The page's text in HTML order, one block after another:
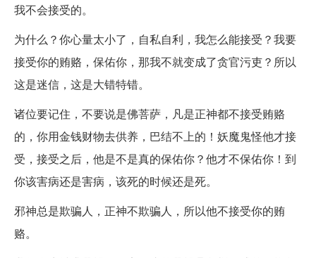
我不会接受的。
为什么？你心量太小了，自私自利，我怎么能接受？我要
接受你的贿赂，保佑你，那我不就变成了贪官污吏？所以
这是迷信，这是大错特错。
诸位要记住，不要说是佛菩萨，凡是正神都不接受贿赂
的，你用金钱财物去供养，巴结不上的！妖魔鬼怪他才接
受，接受之后，他是不是真的保佑你？他才不保佑你！到
你该害病还是害病，该死的时候还是死。
邪神总是欺骗人，正神不欺骗人，所以他不接受你的贿
赂。